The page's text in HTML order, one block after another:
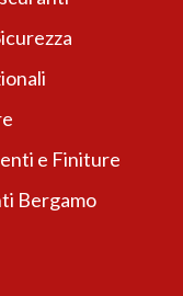
e Finiture
Bergamo